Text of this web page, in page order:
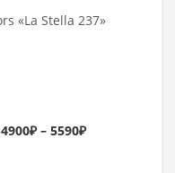
«La Stella 237»
– 5590₽